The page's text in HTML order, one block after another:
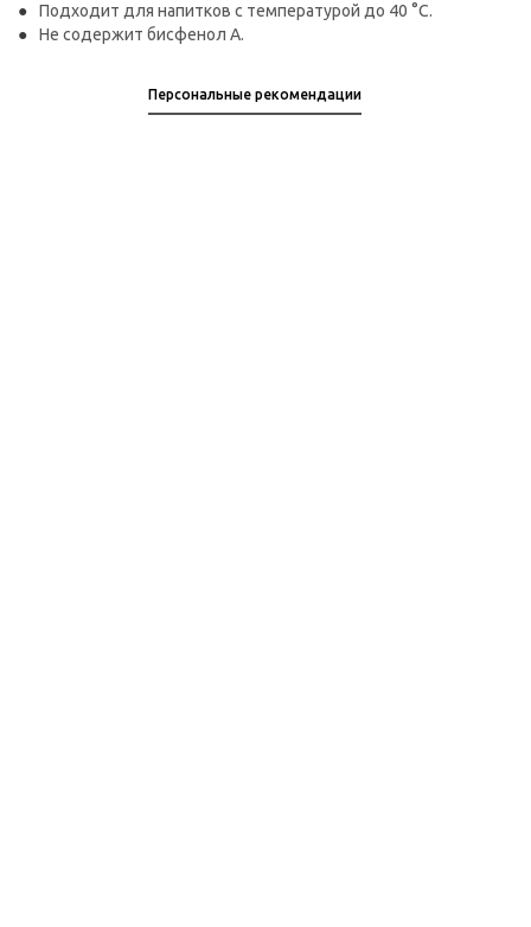
Подходит для напитков с температурой до 40 °C.
Не содержит бисфенол А.
Персональные рекомендации